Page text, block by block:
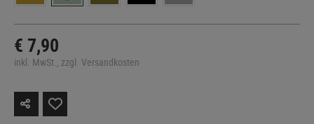
€ 7,90
inkl. MwSt., zzgl. Versandkosten